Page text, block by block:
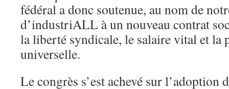
fédéral a donc soutenue, au nom de
d’industriALL à un nouveau contrat
la liberté syndicale, le salaire vital et la
universelle.
Le congrès s’est achevé sur l’adoption